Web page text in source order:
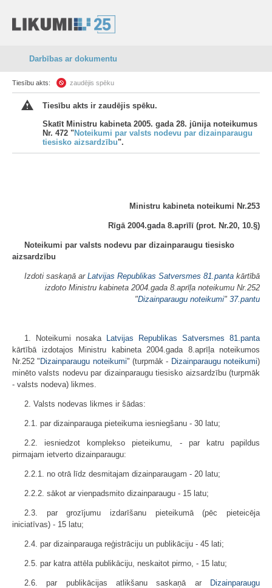
Darbības ar dokumentu
Tiesību akts: zaudējis spēku
Tiesību akts ir zaudējis spēku.
Skatīt Ministru kabineta 2005. gada 28. jūnija noteikumus
Nr. 472 "Noteikumi par valsts nodevu par dizainparaugu
tiesisko aizsardzību".
Ministru kabineta noteikumi Nr.253
Rīgā 2004.gada 8.aprīlī (prot. Nr.20, 10.§)
Noteikumi par valsts nodevu par dizainparaugu tiesisko
aizsardzību
Izdoti saskaņā ar Latvijas Republikas Satversmes 81.panta kārtībā
izdoto Ministru kabineta 2004.gada 8.aprīļa noteikumu Nr.252
"Dizainparaugu noteikumi" 37.pantu
1. Noteikumi nosaka Latvijas Republikas Satversmes 81.panta
kārtībā izdotajos Ministru kabineta 2004.gada 8.aprīļa noteikumos
Nr.252 " Dizainparaugu noteikumi" (turpmāk - Dizainparaugu noteikumi)
minēto valsts nodevu par dizainparaugu tiesisko aizsardzību (turpmāk
- valsts nodeva) likmes.
2. Valsts nodevas likmes ir šādas:
2.1. par dizainparauga pieteikuma iesniegšanu - 30 latu;
2.2. iesniedzot komplekso pieteikumu, - par katru papildus
pirmajam ietverto dizainparaugu:
2.2.1. no otrā līdz desmitajam dizainparaugam - 20 latu;
2.2.2. sākot ar vienpadsmito dizainparaugu - 15 latu;
2.3. par grozījumu izdarīšanu pieteikumā (pēc pieteicēja
iniciatīvas) - 15 latu;
2.4. par dizainparauga reģistrāciju un publikāciju - 45 lati;
2.5. par katra attēla publikāciju, neskaitot pirmo, - 15 latu;
2.6. par publikācijas atlikšanu saskaņā ar
Dizainparaugu